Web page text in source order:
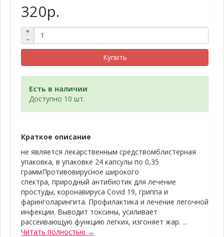
320р.
+
−
Купить
Есть в наличии
Доступно 10 шт.
Краткое описание
не является лекарственным средствомблистерная
упаковка, в упаковке 24 капсулы по 0,35
граммПротивовирусное широкого
спектра, природный антибиотик для лечение
простуды, коронавируса Covid 19, гриппа и
фаринголарингита. Профилактика и лечение легочной
инфекции. Выводит токсины, усиливает
рассеивающую функцию легких, изгоняет жар. ...
Читать полностью →